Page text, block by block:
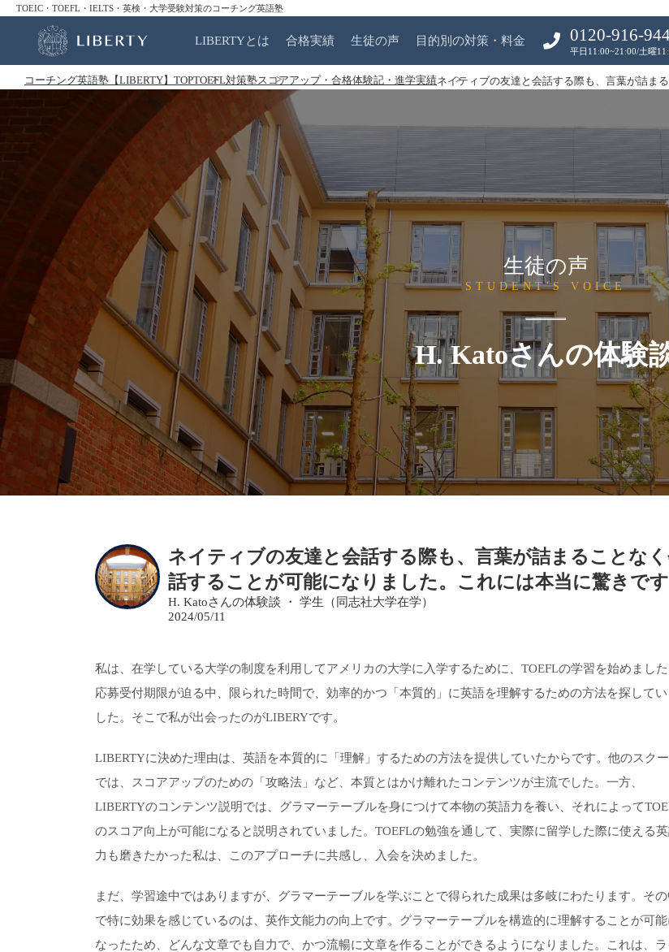
TOEIC・TOEFL・IELTS・英検・大学受験対策のコーチング英語塾
LIBERTYとは 合格実績 生徒の声 目的別の対策・料金 0120-916-
平日11:00~21:00/土曜
コーチング英語塾【LIBERTY】TOPTOEFL対策塾スコアアップ・合格体験記・進学実績ネイティブの友達と会話する際も、言葉が詰ま
生徒の声
STUDENT'S VOICE
H. Katoさんの体験
ネイティブの友達と会話する際も、言葉が詰まることな
話することが可能になりました。これには本当に驚きです
H. Katoさんの体験談 ・ 学生（同志社大学在学）
2024/05/11
私は、在学している大学の制度を利用してアメリカの大学に入学するために、TOEFLの学習を始めました
応募受付期限が迫る中、限られた時間で、効率的かつ「本質的」に英語を理解するための方法を探してい
した。そこで私が出会ったのがLIBERYです。
LIBERTYに決めた理由は、英語を本質的に「理解」するための方法を提供していたからです。他のスク
では、スコアアップのための「攻略法」など、本質とはかけ離れたコンテンツが主流でした。一方、
LIBERTYのコンテンツ説明では、グラマーテーブルを身につけて本物の英語力を養い、それによって
のスコア向上が可能になると説明されていました。TOEFLの勉強を通して、実際に留学した際に使える
力も磨きたかった私は、このアプローチに共感し、入会を決めました。
まだ、学習途中ではありますが、グラマーテーブルを学ぶことで得られた成果は多岐にわたります。その
で特に効果を感じているのは、英作文能力の向上です。グラマーテーブルを構造的に理解することが可能
なったため、どんな文章でも自力で、かつ流暢に文章を作ることができるようになりました。これは、ラ